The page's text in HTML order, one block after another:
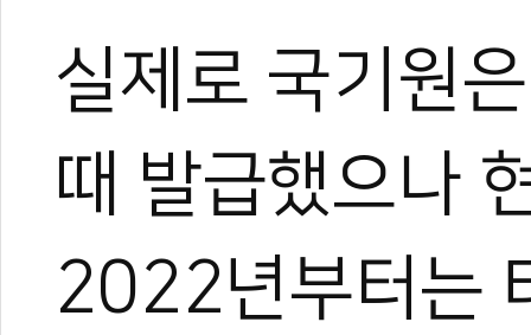
실제로 국기원
때 발급했으나
2022년부터는